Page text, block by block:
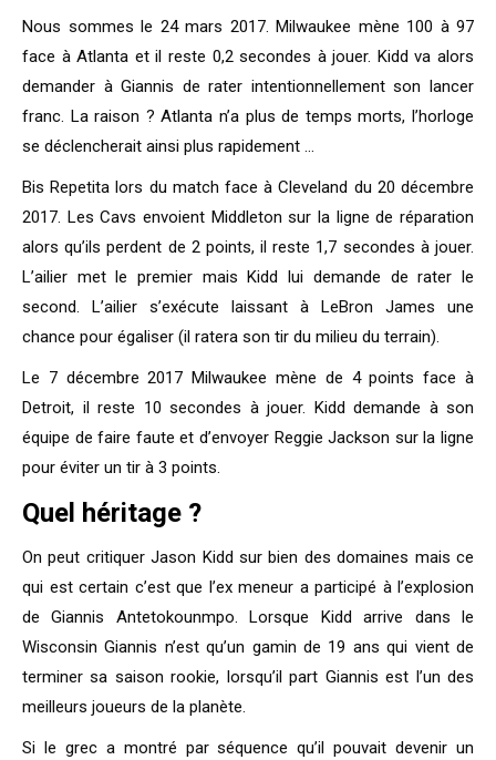
Nous sommes le 24 mars 2017. Milwaukee mène 100 à 97
face à Atlanta et il reste 0,2 secondes à jouer. Kidd va alors
demander à Giannis de rater intentionnellement son lancer
franc. La raison ? Atlanta n’a plus de temps morts, l’horloge
se déclencherait ainsi plus rapidement …
Bis Repetita lors du match face à Cleveland du 20 décembre
2017. Les Cavs envoient Middleton sur la ligne de réparation
alors qu’ils perdent de 2 points, il reste 1,7 secondes à jouer.
L’ailier met le premier mais Kidd lui demande de rater le
second. L’ailier s’exécute laissant à LeBron James une
chance pour égaliser (il ratera son tir du milieu du terrain).
Le 7 décembre 2017 Milwaukee mène de 4 points face à
Detroit, il reste 10 secondes à jouer. Kidd demande à son
équipe de faire faute et d’envoyer Reggie Jackson sur la ligne
pour éviter un tir à 3 points.
Quel héritage ?
On peut critiquer Jason Kidd sur bien des domaines mais ce
qui est certain c’est que l’ex meneur a participé à l’explosion
de Giannis Antetokounmpo. Lorsque Kidd arrive dans le
Wisconsin Giannis n’est qu’un gamin de 19 ans qui vient de
terminer sa saison rookie, lorsqu’il part Giannis est l’un des
meilleurs joueurs de la planète.
Si le grec a montré par séquence qu’il pouvait devenir un